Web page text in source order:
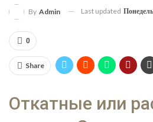
By Admin Last updated
0
Share
Откатные или